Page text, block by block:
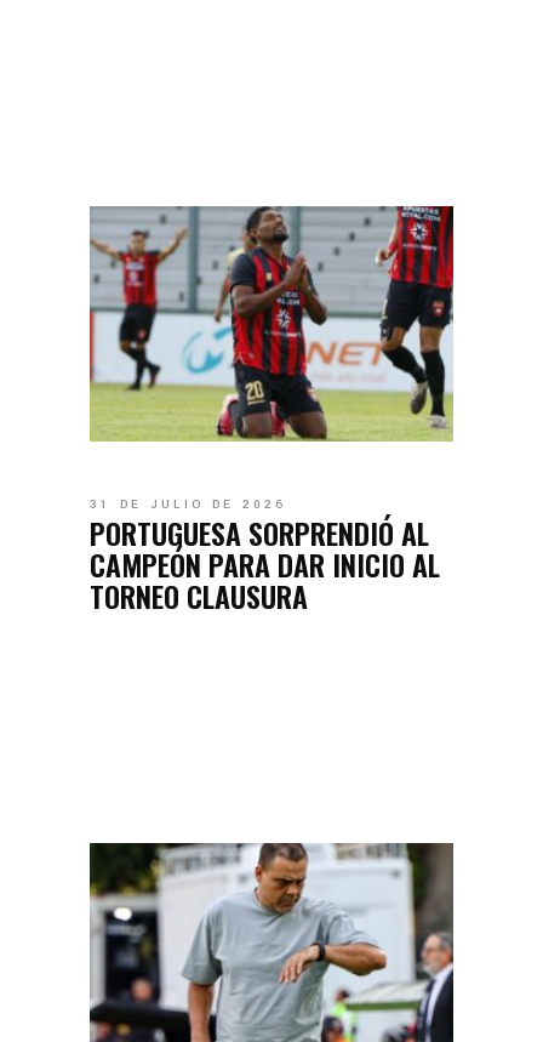
31 DE JULIO DE 2026
PORTUGUESA SORPRENDIÓ AL
CAMPEÓN PARA DAR INICIO AL
TORNEO CLAUSURA